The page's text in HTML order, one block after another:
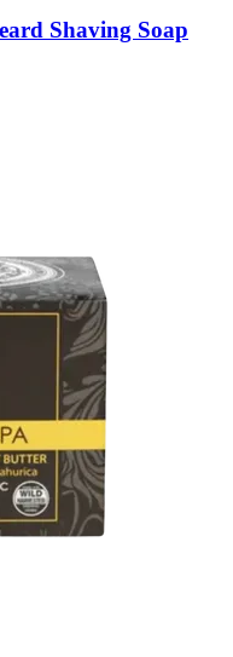
Shaving Soap